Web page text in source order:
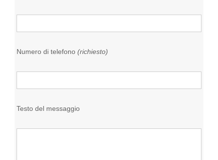
Numero di telefono(richiesto)
Testo del messaggio